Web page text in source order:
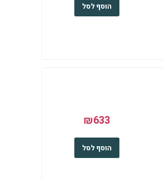
הוסף לסל
₪633
הוסף לסל